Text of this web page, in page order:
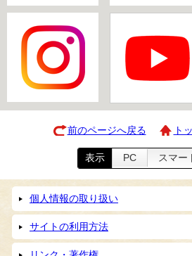
前のページへ戻る ト
表示 PC スマー
個人情報の取り扱い
サイトの利用方法